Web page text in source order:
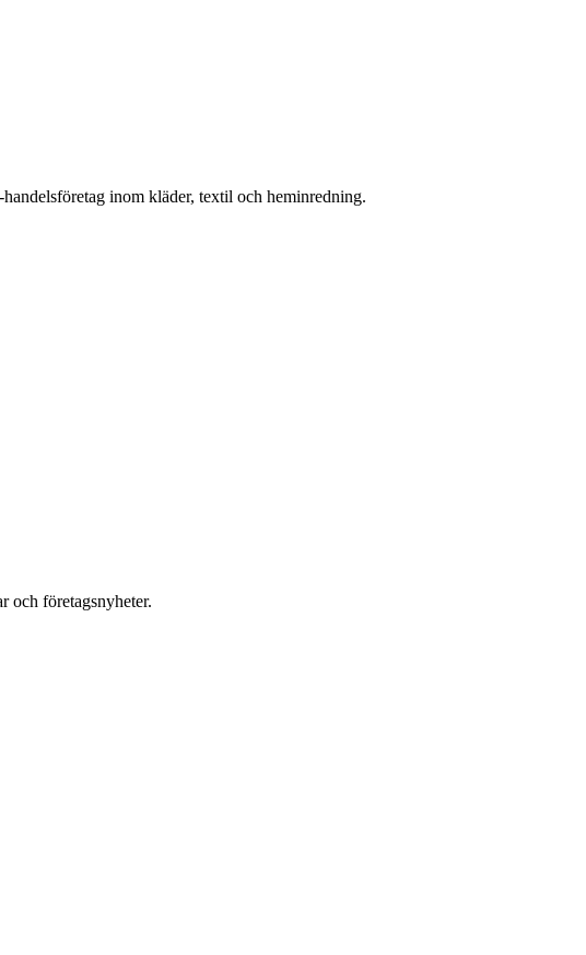
inom kläder, textil och heminredning.
och företagsnyheter.